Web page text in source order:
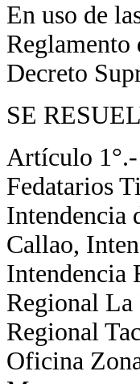
En uso de
Reglamento
Decreto
SE
Artículo 1°.-
Fedatarios
Intendencia
Callao,
Intendencia
Regional La
Regional
Oficina